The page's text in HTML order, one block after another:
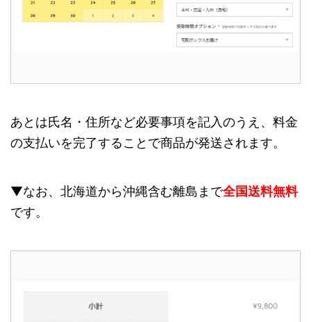
あとは氏名・住所など必要事項を記入のうえ、料金
の支払いを完了することで商品が発送されます。
▼なお、北海道から沖縄含む離島まで全国送料無料
です。